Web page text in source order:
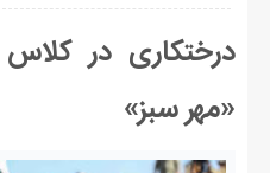
درختکاری در
«مهر سبز»